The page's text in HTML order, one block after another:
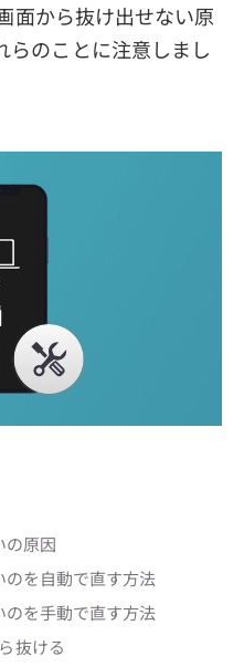
面から抜け出せない原
らのことに注意しまし
の原因
を自動で直す方法
を手動で直す方法
抜ける